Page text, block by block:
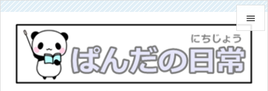

メニュ

サイド